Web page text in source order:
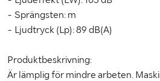
- Sprängsten: m
- Ljudtryck (Lp): 89 dB(A)
Produktbeskrivning:
Är lämplig för mindre arbeten.